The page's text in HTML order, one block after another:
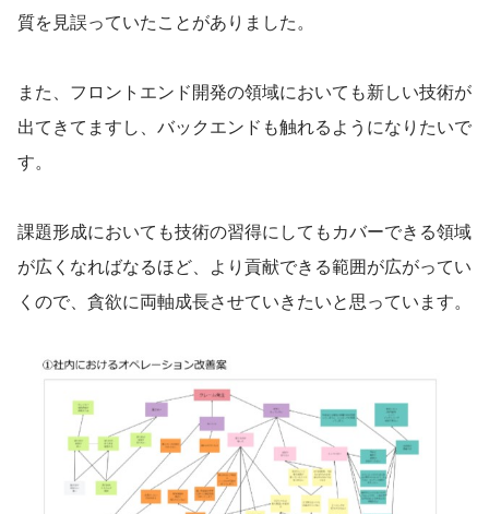
質を見誤っていたことがありました。
また、フロントエンド開発の領域においても新しい技術が
出てきてますし、バックエンドも触れるようになりたいで
す。
課題形成においても技術の習得にしてもカバーできる領域
が広くなればなるほど、より貢献できる範囲が広がってい
くので、貪欲に両軸成長させていきたいと思っています。